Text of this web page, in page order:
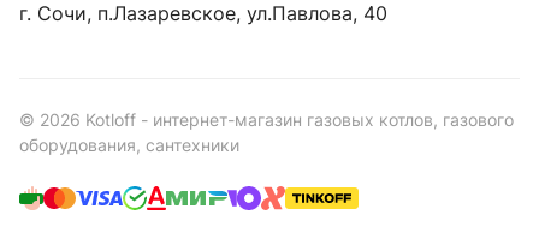
г. Сочи, п.Лазаревское, ул.Павлова, 40
© 2026 Kotloff - интернет-магазин газовых котлов, газового
оборудования, сантехники